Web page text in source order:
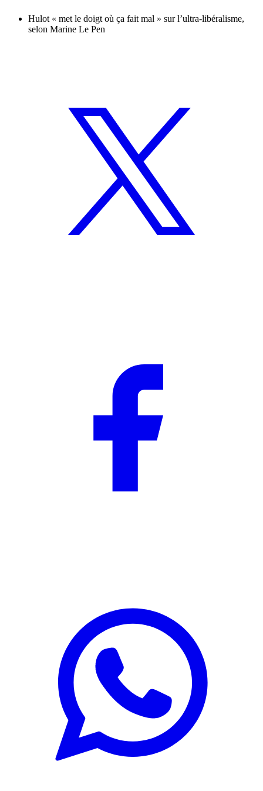
Hulot « met le doigt où ça fait mal » sur l’ultra-libéralisme,
selon Marine Le Pen